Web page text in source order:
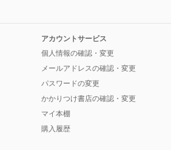
アカウントサービス
個人情報の確認・変更
メールアドレスの確認・変更
パスワードの変更
かかりつけ書店の確認・変更
マイ本棚
購入履歴